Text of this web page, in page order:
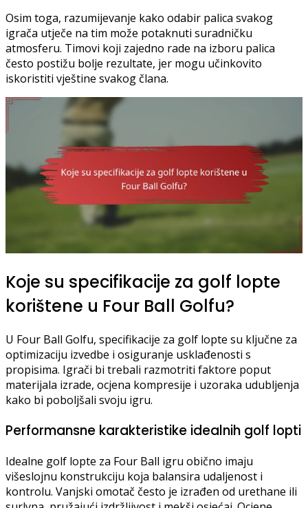
Osim toga, razumijevanje kako odabir palica svakog
igrača utječe na tim može potaknuti suradničku
atmosferu. Timovi koji zajedno rade na izboru palica
često postižu bolje rezultate, jer mogu učinkovito
iskoristiti vještine svakog člana.
Koje su specifikacije za golf lopte
korištene u Four Ball Golfu?
U Four Ball Golfu, specifikacije za golf lopte su ključne za
optimizaciju izvedbe i osiguranje usklađenosti s
propisima. Igrači bi trebali razmotriti faktore poput
materijala izrade, ocjena kompresije i uzoraka udubljenja
kako bi poboljšali svoju igru.
Performansne karakteristike idealnih golf lopti
Idealne golf lopte za Four Ball igru obično imaju
višeslojnu konstrukciju koja balansira udaljenost i
kontrolu. Vanjski omotač često je izrađen od urethane ili